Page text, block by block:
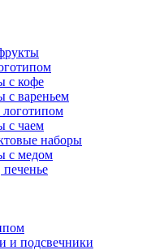
с кофе
с вареньем
с чаем
наборы
с медом
и подсвечники